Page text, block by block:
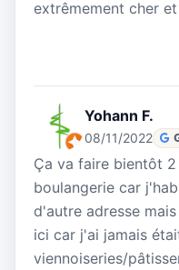
extrêmement cher
Yohann F.
08/11/2022
Ça va faire bientôt
boulangerie car
d'autre adresse
ici car j'ai jamais
viennoiseries/